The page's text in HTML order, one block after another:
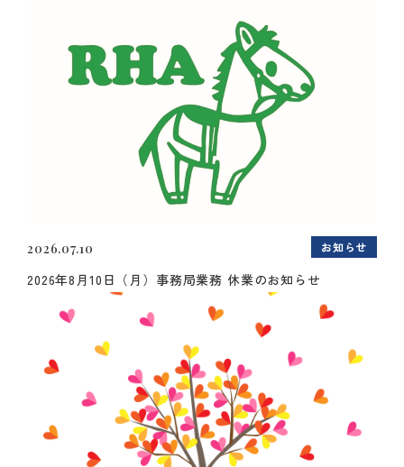
2026.07.10 お知らせ
2026年8月10日（月）事務局業務 休業のお知らせ